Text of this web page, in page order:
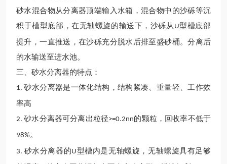
砂水混合物从分离器顶端输入水箱，混合物中的沙砾等沉
积于槽型底部，在无轴螺旋的输送下，沙砾从 U型槽底部
提升，一直推送，在沙砾充分脱水后排至盛砂桶。分离后
的水输送至进水池。
三、砂水分离器的特点：
1.砂水分离器是一体化结构，结构紧凑、重量轻、工作效
率高
2.砂水分离器可分离出粒径>=0.2nn的颗粒，回收率不低于
98%。
3. 砂水分离器的U型槽内是无轴螺旋，无轴螺旋具有足够